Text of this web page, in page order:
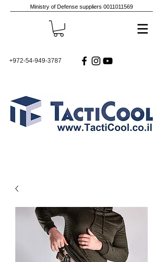
Ministry of Defense suppliers 0011011569
+972-54-949-3787